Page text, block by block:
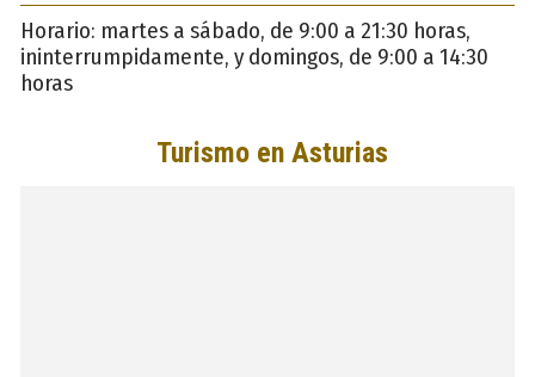
Horario: martes a sábado, de 9:00 a 21:30 horas,
ininterrumpidamente, y domingos, de 9:00 a 14:30
horas